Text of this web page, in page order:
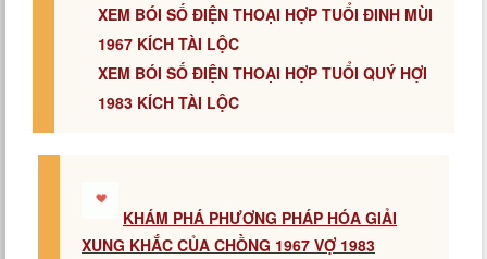
XEM BÓI SỐ ĐIỆN THOẠI HỢP TUỔI ĐINH MÙI
1967 KÍCH TÀI LỘC
XEM BÓI SỐ ĐIỆN THOẠI HỢP TUỔI QUÝ HỢI
1983 KÍCH TÀI LỘC
KHÁM PHÁ PHƯƠNG PHÁP HÓA GIẢI
XUNG KHẮC CỦA CHỒNG 1967 VỢ 1983